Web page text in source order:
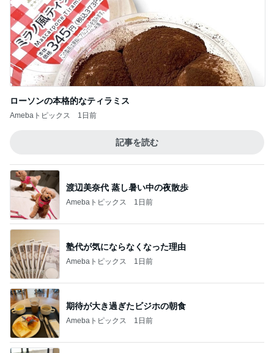
ローソンの本格的なティラミス
Amebaトピックス 1日前
記事を読む
渡辺美奈代 蒸し暑い中の夜散歩
Amebaトピックス 1日前
塾代が気にならなくなった理由
Amebaトピックス 1日前
期待が大き過ぎたビジホの朝食
Amebaトピックス 1日前